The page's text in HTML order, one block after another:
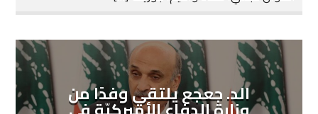
الد. جعجع يلتقي وفدًا من